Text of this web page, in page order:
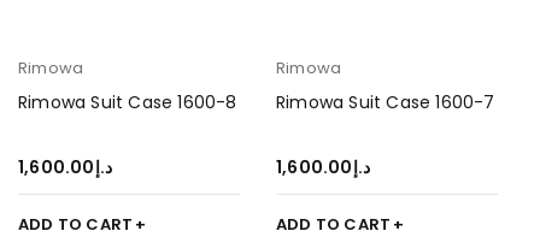
Rimowa
Rimowa Suit Case 1600-8
د.إ1,600.00
ADD TO CART
Rimowa
Rimowa Suit Case 1600-7
د.إ1,600.00
ADD TO CART